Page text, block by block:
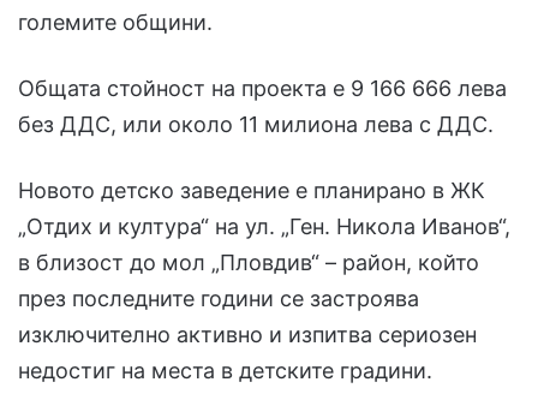
големите общини.
Общата стойност на проекта е 9 166 666 лева
без ДДС, или около 11 милиона лева с ДДС.
Новото детско заведение е планирано в ЖК
„Отдих и култура“ на ул. „Ген. Никола Иванов“,
в близост до мол „Пловдив“ – район, който
през последните години се застроява
изключително активно и изпитва сериозен
недостиг на места в детските градини.